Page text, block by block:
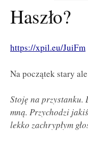
Haszło?
https://xpil.eu/JuiFm
Na początek stary
Stoję na przystanku.
mną. Przychodzi
lekko zachrypłym